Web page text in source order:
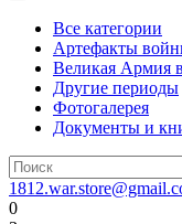
Все категории
Артефакты
Великая Армия
Другие периоды
Фотогалерея
Документы и
0